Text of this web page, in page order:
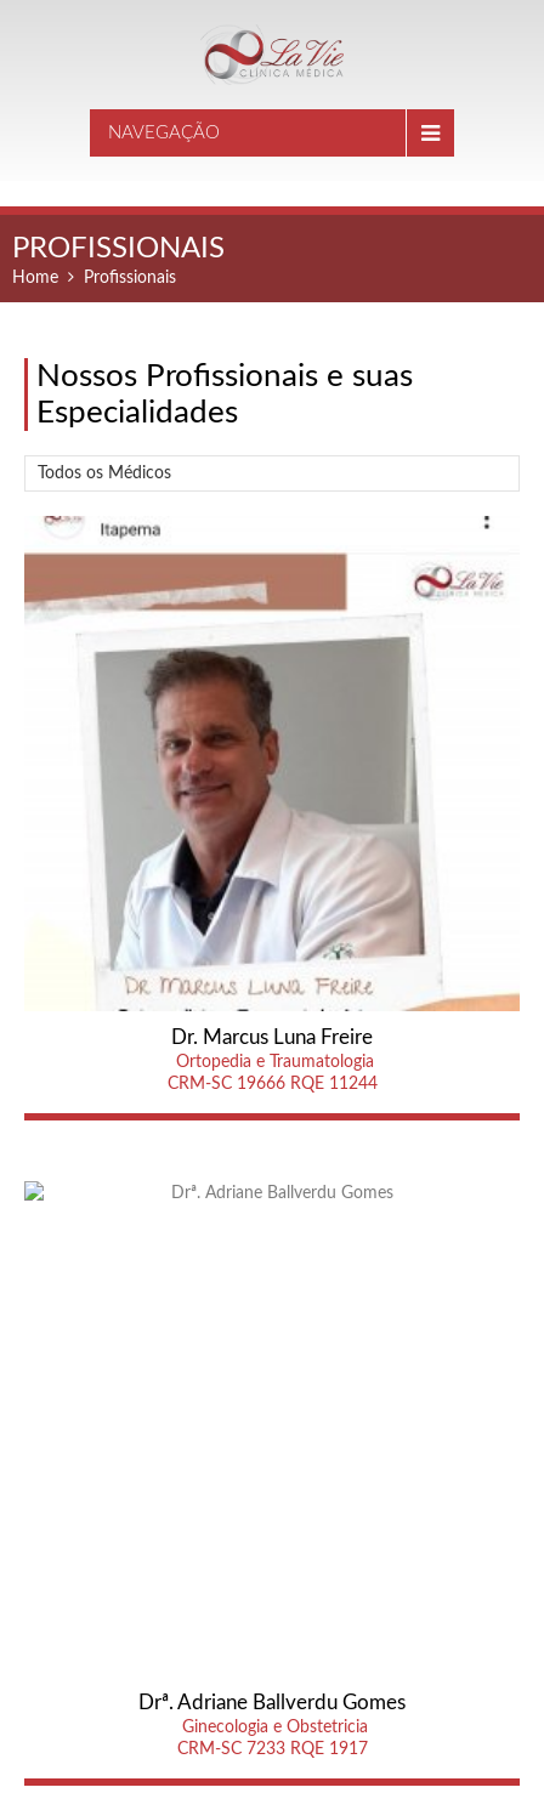
NAVEGAÇÃO
PROFISSIONAIS
Home Profissionais
Nossos Profissionais e suas
Especialidades
Dr. Marcus Luna Freire
Ortopedia e Traumatologia
CRM-SC 19666 RQE 11244
Drª. Adriane Ballverdu Gomes
Ginecologia e Obstetricia
CRM-SC 7233 RQE 1917